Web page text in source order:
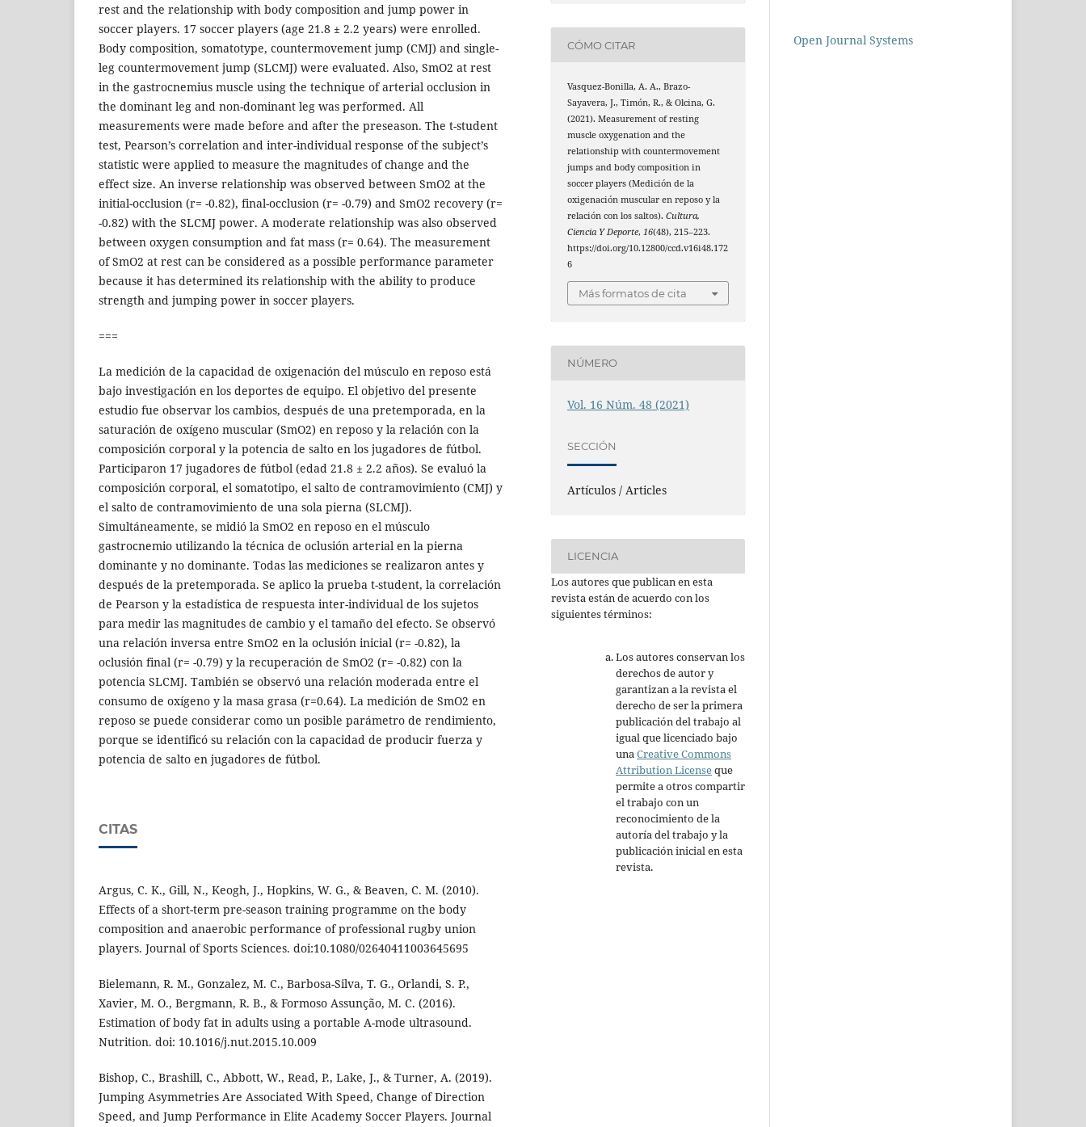
rest and the relationship with body composition and jump power in
soccer players. 17 soccer players (age 21.8 ± 2.2 years) were enrolled.
Body composition, somatotype, countermovement jump (CMJ) and single-
leg countermovement jump (SLCMJ) were evaluated. Also, SmO2 at rest
in the gastrocnemius muscle using the technique of arterial occlusion in
the dominant leg and non-dominant leg was performed. All
measurements were made before and after the preseason. The t-student
test, Pearson’s correlation and inter-individual response of the subject’s
statistic were applied to measure the magnitudes of change and the
effect size. An inverse relationship was observed between SmO2 at the
initial-occlusion (r= -0.82), final-occlusion (r= -0.79) and SmO2 recovery (r=
-0.82) with the SLCMJ power. A moderate relationship was also observed
between oxygen consumption and fat mass (r= 0.64). The measurement
of SmO2 at rest can be considered as a possible performance parameter
because it has determined its relationship with the ability to produce
strength and jumping power in soccer players.
===
La medición de la capacidad de oxigenación del músculo en reposo está
bajo investigación en los deportes de equipo. El objetivo del presente
estudio fue observar los cambios, después de una pretemporada, en la
saturación de oxígeno muscular (SmO2) en reposo y la relación con la
composición corporal y la potencia de salto en los jugadores de fútbol.
Participaron 17 jugadores de fútbol (edad 21.8 ± 2.2 años). Se evaluó la
composición corporal, el somatotipo, el salto de contramovimiento (CMJ) y
el salto de contramovimiento de una sola pierna (SLCMJ).
Simultáneamente, se midió la SmO2 en reposo en el músculo
gastrocnemio utilizando la técnica de oclusión arterial en la pierna
dominante y no dominante. Todas las mediciones se realizaron antes y
después de la pretemporada. Se aplico la prueba t-student, la correlación
de Pearson y la estadística de respuesta inter-individual de los sujetos
para medir las magnitudes de cambio y el tamaño del efecto. Se observó
una relación inversa entre SmO2 en la oclusión inicial (r= -0.82), la
oclusión final (r= -0.79) y la recuperación de SmO2 (r= -0.82) con la
potencia SLCMJ. También se observó una relación moderada entre el
consumo de oxígeno y la masa grasa (r=0.64). La medición de SmO2 en
reposo se puede considerar como un posible parámetro de rendimiento,
porque se identificó su relación con la capacidad de producir fuerza y
potencia de salto en jugadores de fútbol.
CITAS
Argus, C. K., Gill, N., Keogh, J., Hopkins, W. G., & Beaven, C. M. (2010).
Effects of a short-term pre-season training programme on the body
composition and anaerobic performance of professional rugby union
players. Journal of Sports Sciences. doi:10.1080/02640411003645695
Bielemann, R. M., Gonzalez, M. C., Barbosa-Silva, T. G., Orlandi, S. P.,
Xavier, M. O., Bergmann, R. B., & Formoso Assunção, M. C. (2016).
Estimation of body fat in adults using a portable A-mode ultrasound.
Nutrition. doi: 10.1016/j.nut.2015.10.009
Bishop, C., Brashill, C., Abbott, W., Read, P., Lake, J., & Turner, A. (2019).
Jumping Asymmetries Are Associated With Speed, Change of Direction
Speed, and Jump Performance in Elite Academy Soccer Players. Journal
CÓMO CITAR
Vasquez-Bonilla, A. A., Brazo-
Sayavera, J., Timón, R., & Olcina, G.
(2021). Measurement of resting
muscle oxygenation and the
relationship with countermovement
jumps and body composition in
soccer players (Medición de la
oxigenación muscular en reposo y la
relación con los saltos).Cultura,
Ciencia Y Deporte,16(48), 215–223.
https://doi.org/10.12800/ccd.v16i48.172
6
Más formatos de cita
NÚMERO
Vol. 16 Núm. 48 (2021)
SECCIÓN
Artículos / Articles
LICENCIA
Los autores que publican en esta
revista están de acuerdo con los
siguientes términos:
Los autores conservan los
derechos de autor y
garantizan a la revista el
derecho de ser la primera
publicación del trabajo al
igual que licenciado bajo
unaCreative Commons
Attribution Licenseque
permite a otros compartir
el trabajo con un
reconocimiento de la
autoría del trabajo y la
publicación inicial en esta
revista.
Open Journal Systems